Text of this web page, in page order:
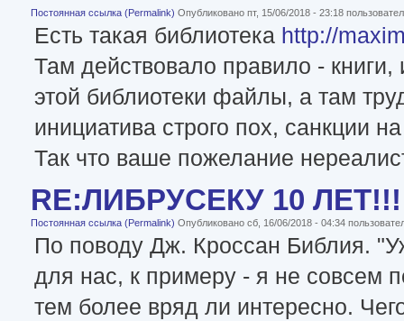
Постоянная ссылка (Permalink) Опубликовано пт, 15/06/2018 - 23:18
Есть такая библиотека http://
Там действовало правило -
этой библиотеки файлы, а там
инициатива строго пох, санкции
Так что ваше пожелание
RE:ЛИБРУСЕКУ 10 ЛЕТ!!!
Постоянная ссылка (Permalink) Опубликовано сб, 16/06/2018 - 04:34
По поводу Дж. Кроссан Библия.
для нас, к примеру - я не совсем
тем более вряд ли интересно.